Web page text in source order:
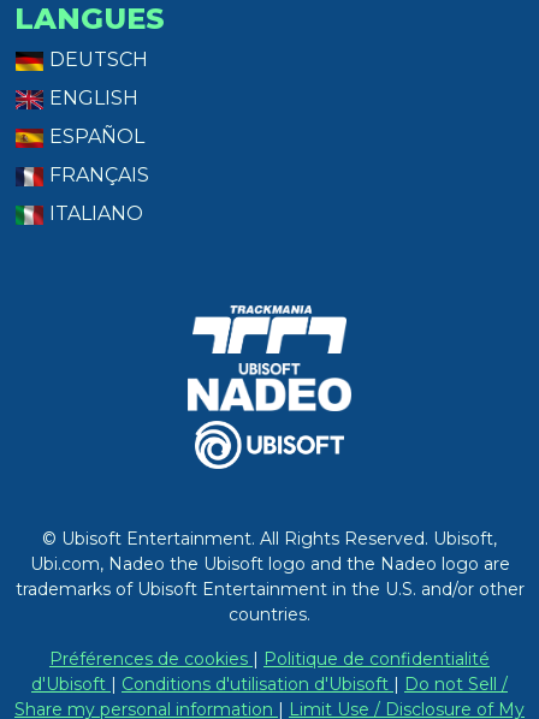
LANGUES
DEUTSCH
ENGLISH
ESPAÑOL
FRANÇAIS
ITALIANO
© Ubisoft Entertainment. All Rights Reserved. Ubisoft,
Ubi.com, Nadeo the Ubisoft logo and the Nadeo logo are
trademarks of Ubisoft Entertainment in the U.S. and/or other
countries.
Préférences de cookies | Politique de confidentialité
d'Ubisoft | Conditions d'utilisation d'Ubisoft | Do not Sell /
Share my personal information | Limit Use / Disclosure of My